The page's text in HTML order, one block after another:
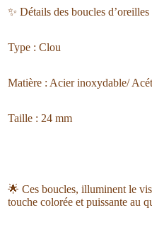
✨ Détails des boucles d’oreilles
Type : Clou
Matière : Acier inoxydable/
Taille : 24 mm
🌟 Ces boucles, illuminent le
touche colorée et puissante au